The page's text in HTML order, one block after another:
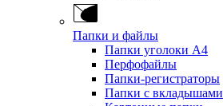
Папки и файлы
Папки уголоки А4
Перфофайлы
Папки-регистраторы
Папки с вкладышами